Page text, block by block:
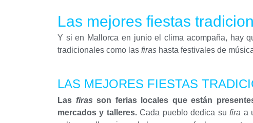
Las mejores fiestas
Y si en Mallorca en junio el clima acompaña, hay
tradicionales como las firas hasta festivales de
LAS MEJORES FIESTAS
Las firas son ferias locales que están
mercados y talleres.Cada pueblo dedica sufira a